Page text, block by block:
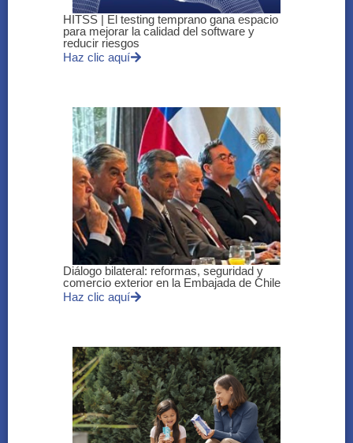
HITSS | El testing temprano gana espacio
para mejorar la calidad del software y
reducir riesgos
Haz clic aquí
Diálogo bilateral: reformas, seguridad y
comercio exterior en la Embajada de Chile
Haz clic aquí